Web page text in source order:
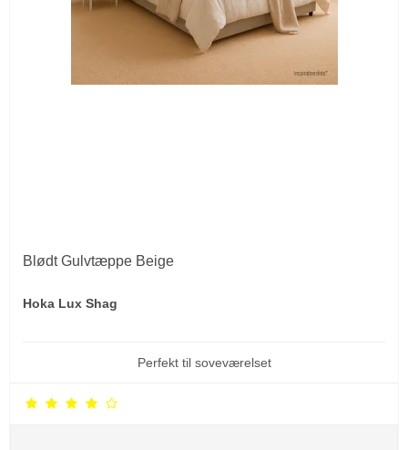
Blødt Gulvtæppe Beige
Hoka Lux Shag
Perfekt til soveværelset